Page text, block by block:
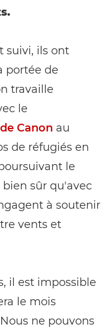
suivi, ils ont
portée de
travaille
le
Canon au
de réfugiés en
le
bien sûr qu'avec
à soutenir
vents et
il est impossible
le mois
ne pouvons